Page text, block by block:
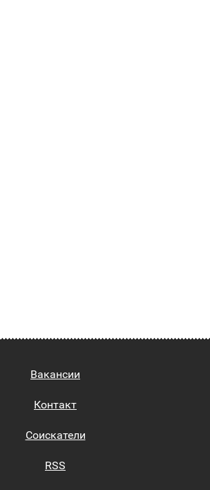
Вакансии
Контакт
Соискатели
RSS